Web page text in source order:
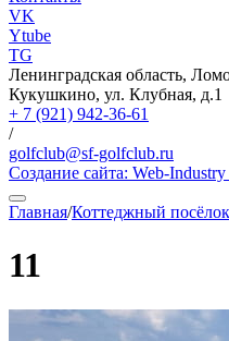
VK
Ytube
TG
Ленинградская область,
Кукушкино, ул. Клубная, д.1
+ 7 (921) 942-36-61
/
golfclub@sf-golfclub.ru
Создание сайта: Web-
Главная/Коттеджный посёлок
11